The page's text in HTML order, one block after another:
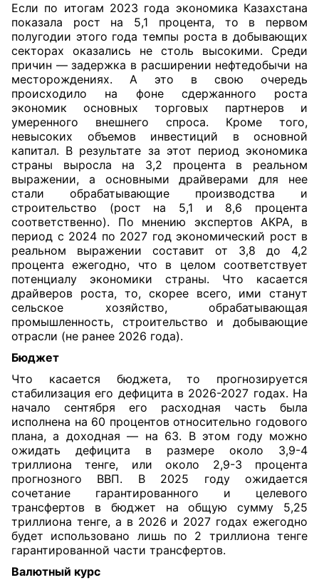
Если по итогам 2023 года экономика Казахстана
показала рост на 5,1 процента, то в первом
полугодии этого года темпы роста в добывающих
секторах оказались не столь высокими. Среди
причин — задержка в расширении нефтедобычи на
месторождениях. А это в свою очередь
происходило на фоне сдержанного роста
экономик основных торговых партнеров и
умеренного внешнего спроса. Кроме того,
невысоких объемов инвестиций в основной
капитал. В результате за этот период экономика
страны выросла на 3,2 процента в реальном
выражении, а основными драйверами для нее
стали обрабатывающие производства и
строительство (рост на 5,1 и 8,6 процента
соответственно). По мнению экспертов АКРА, в
период с 2024 по 2027 год экономический рост в
реальном выражении составит от 3,8 до 4,2
процента ежегодно, что в целом соответствует
потенциалу экономики страны. Что касается
драйверов роста, то, скорее всего, ими станут
сельское хозяйство, обрабатывающая
промышленность, строительство и добывающие
отрасли (не ранее 2026 года).
Бюджет
Что касается бюджета, то прогнозируется
стабилизация его дефицита в 2026-2027 годах. На
начало сентября его расходная часть была
исполнена на 60 процентов относительно годового
плана, а доходная — на 63. В этом году можно
ожидать дефицита в размере около 3,9-4
триллиона тенге, или около 2,9-3 процента
прогнозного ВВП. В 2025 году ожидается
сочетание гарантированного и целевого
трансфертов в бюджет на общую сумму 5,25
триллиона тенге, а в 2026 и 2027 годах ежегодно
будет использовано лишь по 2 триллиона тенге
гарантированной части трансфертов.
Валютный курс